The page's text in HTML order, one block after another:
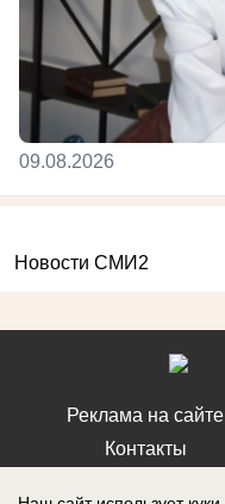
09.08.2026
Новости СМИ2
Реклама на сайте
Контакты